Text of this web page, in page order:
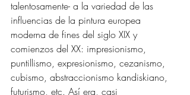
talentosamente- a la variedad de las
influencias de la pintura europea
moderna de fines del siglo XIX y
comienzos del XX: impresionismo,
puntillismo, expresionismo, cezanismo,
cubismo, abstraccionismo kandiskiano,
futurismo, etc. Así era, casi